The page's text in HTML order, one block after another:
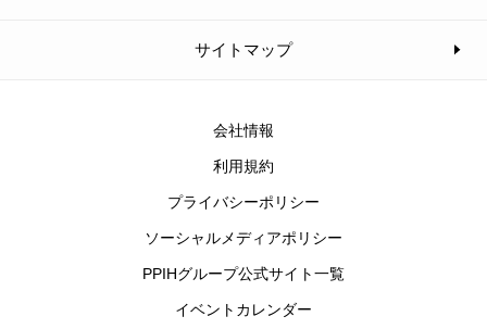
サイトマップ
会社情報
利用規約
プライバシーポリシー
ソーシャルメディアポリシー
PPIHグループ公式サイト一覧
イベントカレンダー